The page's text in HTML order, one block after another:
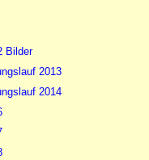
Bilder
2013
2014